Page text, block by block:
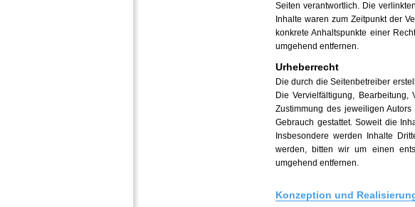
Seiten verantwortlich. Die
Inhalte waren zum Zeitpunkt der
konkrete Anhaltspunkte einer
umgehend entfernen.
Urheberrecht
Die durch die Seitenbetreiber
Die Vervielfältigung,
Zustimmung des jeweiligen
Gebrauch gestattet. Soweit die
Insbesondere werden Inhalte
werden, bitten wir um einen
umgehend entfernen.
Konzeption und